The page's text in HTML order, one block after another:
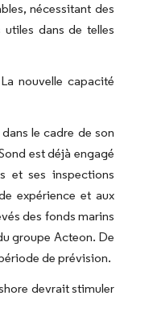
nécessitant des
dans de telles
nouvelle capacité
le cadre de son
est déjà engagé
et ses inspections
expérience et aux
des fonds marins
groupe Acteon. De
de prévision.
devrait stimuler